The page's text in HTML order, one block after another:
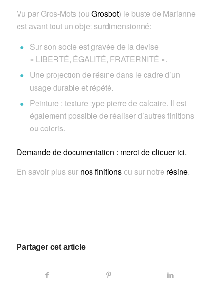
Vu par Gros-Mots (ou Grosbot) le buste de Marianne
est avant tout un objet surdimensionné:
Sur son socle est gravée de la devise
« LIBERTÉ, ÉGALITÉ, FRATERNITÉ ».
Une projection de résine dans le cadre d’un
usage durable et répété.
Peinture : texture type pierre de calcaire. Il est
également possible de réaliser d’autres finitions
ou coloris.
Demande de documentation : merci de cliquer ici.
En savoir plus sur nos finitionsou sur notre résine.
Partager cet article